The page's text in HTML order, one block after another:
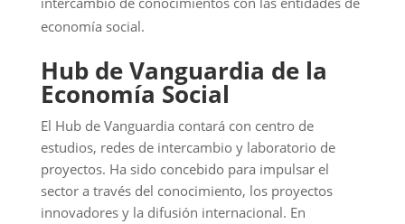
economía social.
Hub de Vanguardia de la
Economía Social
El Hub de Vanguardia contará con centro de
estudios, redes de intercambio y laboratorio de
proyectos. Ha sido concebido para impulsar el
sector a través del conocimiento, los proyectos
innovadores y la difusión internacional. En